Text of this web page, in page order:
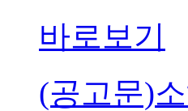
바로보기
(공고문)